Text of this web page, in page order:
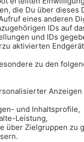
Gasse
unsere
zu
damit sie
können.